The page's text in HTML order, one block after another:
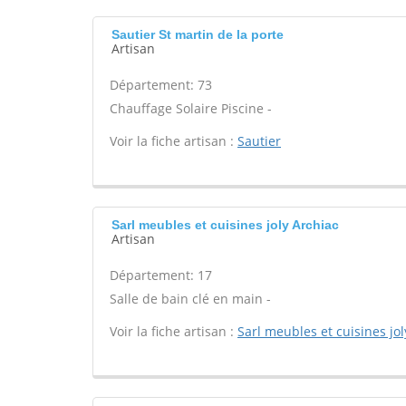
Sautier St martin de la porte
Artisan
Département: 73
Chauffage Solaire Piscine -
Voir la fiche artisan : Sautier
Sarl meubles et cuisines joly Archiac
Artisan
Département: 17
Salle de bain clé en main -
Voir la fiche artisan : Sarl meubles et cuisines